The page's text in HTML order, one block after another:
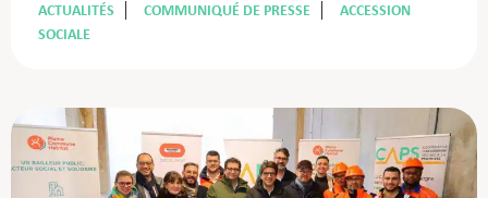
ACTUALITÉS COMMUNIQUÉ DE PRESSE
ACCESSION
SOCIALE